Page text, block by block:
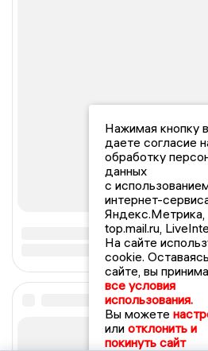
Нажимая кнопку
даете согласие
обработку
данных
с
интернет-
Яндекс.Метрика,
top.mail.ru,
На сайте
cookie.
сайте, вы
все условия
использования.
Вы можете
или отклонить и
покинуть сайт